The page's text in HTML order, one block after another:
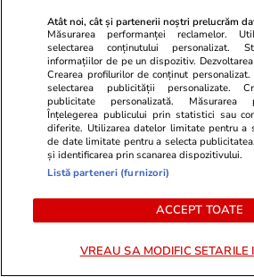
Citește mai
TRENDING
Știri România
Val de caniculă în România,
meteo ANM pentru perioada
august 2026
Atât noi, cât și partenerii noștri prelucrăm
Măsurarea performanței reclamelor.
selectarea conținutului personalizat.
informațiilor de pe un dispozitiv.
Crearea profilurilor de conținut
selectarea publicității personalizate.
publicitate personalizată. Măsurarea
Înțelegerea publicului prin statistici sau
diferite. Utilizarea datelor limitate pentru a
de date limitate pentru a selecta
și identificarea prin scanarea dispozitivului.
Listă parteneri (furnizori)
ACCEPT TOATE
VREAU SA MODIFIC